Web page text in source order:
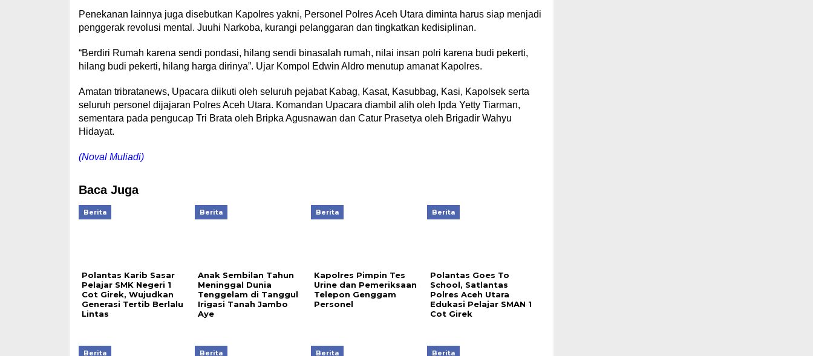
Penekanan lainnya juga disebutkan Kapolres yakni, Personel Polres Aceh Utara diminta harus siap menjadi
penggerak revolusi mental. Juuhi Narkoba, kurangi pelanggaran dan tingkatkan kedisiplinan.
“Berdiri Rumah karena sendi pondasi, hilang sendi binasalah rumah, nilai insan polri karena budi pekerti,
hilang budi pekerti, hilang harga dirinya”. Ujar Kompol Edwin Aldro menutup amanat Kapolres.
Amatan tribratanews, Upacara diikuti oleh seluruh pejabat Kabag, Kasat, Kasubbag, Kasi, Kapolsek serta
seluruh personel dijajaran Polres Aceh Utara. Komandan Upacara diambil alih oleh Ipda Yetty Tiarman,
sementara pada pengucap Tri Brata oleh Bripka Agusnawan dan Catur Prasetya oleh Brigadir Wahyu
Hidayat.
(Noval Muliadi)
Baca Juga
Berita
Polantas Karib Sasar
Pelajar SMK Negeri 1
Cot Girek, Wujudkan
Generasi Tertib Berlalu
Lintas
Berita
Anak Sembilan Tahun
Meninggal Dunia
Tenggelam di Tanggul
Irigasi Tanah Jambo
Aye
Berita
Kapolres Pimpin Tes
Urine dan Pemeriksaan
Telepon Genggam
Personel
Berita
Polantas Goes To
School, Satlantas
Polres Aceh Utara
Edukasi Pelajar SMAN 1
Cot Girek
Berita Berita Berita Berita